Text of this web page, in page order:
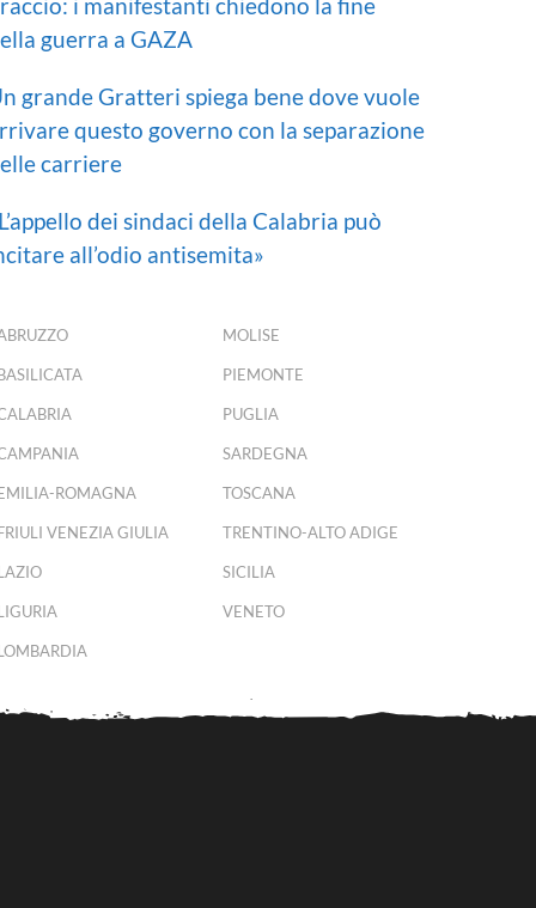
i manifestanti chiedono la fine
guerra a GAZA
grande Gratteri spiega bene dove vuole
questo governo con la separazione
carriere
dei sindaci della Calabria può
all’odio antisemita»
ROMAGNA
VENEZIA GIULIA
MOLISE
PIEMONTE
PUGLIA
SARDEGNA
TOSCANA
TRENTINO-ALTO ADIGE
SICILIA
VENETO